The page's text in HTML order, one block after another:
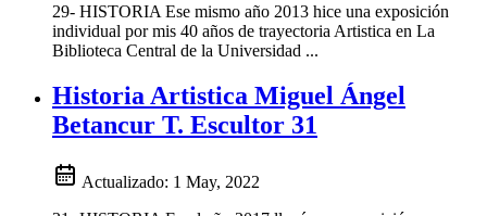
29- HISTORIA Ese mismo año 2013 hice una exposición
individual por mis 40 años de trayectoria Artistica en La
Biblioteca Central de la Universidad ...
Historia Artistica Miguel Ángel
Betancur T. Escultor 31
Actualizado: 1 May, 2022